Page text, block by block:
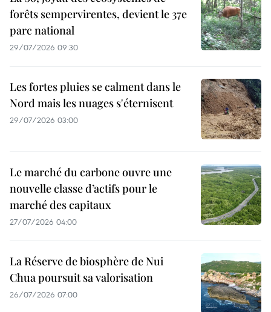
forêts sempervirentes, devient le 37e
parc national
29/07/2026 09:30
Les fortes pluies se calment dans le
Nord mais les nuages s'éternisent
29/07/2026 03:00
Le marché du carbone ouvre une
nouvelle classe d’actifs pour le
marché des capitaux
27/07/2026 04:00
La Réserve de biosphère de Nui
Chua poursuit sa valorisation
26/07/2026 07:00